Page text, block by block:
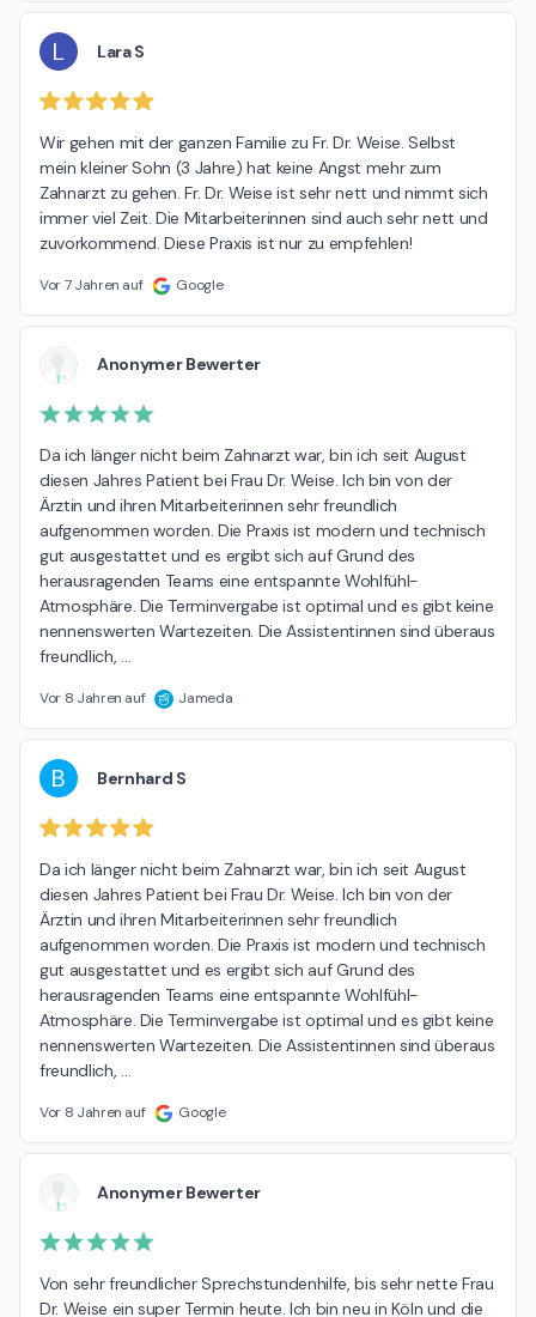
L Lara S
Wir gehen mit der ganzen Familie zu Fr. Dr. Weise. Selbst
mein kleiner Sohn (3 Jahre) hat keine Angst mehr zum
Zahnarzt zu gehen. Fr. Dr. Weise ist sehr nett und nimmt sich
immer viel Zeit. Die Mitarbeiterinnen sind auch sehr nett und
zuvorkommend. Diese Praxis ist nur zu empfehlen!
Vor 7 Jahren auf Google
Anonymer Bewerter
Da ich länger nicht beim Zahnarzt war, bin ich seit August
diesen Jahres Patient bei Frau Dr. Weise. Ich bin von der
Ärztin und ihren Mitarbeiterinnen sehr freundlich
aufgenommen worden. Die Praxis ist modern und technisch
gut ausgestattet und es ergibt sich auf Grund des
herausragenden Teams eine entspannte Wohlfühl-
Atmosphäre. Die Terminvergabe ist optimal und es gibt keine
nennenswerten Wartezeiten. Die Assistentinnen sind überaus
freundlich, …
Vor 8 Jahren auf Jameda
B Bernhard S
Da ich länger nicht beim Zahnarzt war, bin ich seit August
diesen Jahres Patient bei Frau Dr. Weise. Ich bin von der
Ärztin und ihren Mitarbeiterinnen sehr freundlich
aufgenommen worden. Die Praxis ist modern und technisch
gut ausgestattet und es ergibt sich auf Grund des
herausragenden Teams eine entspannte Wohlfühl-
Atmosphäre. Die Terminvergabe ist optimal und es gibt keine
nennenswerten Wartezeiten. Die Assistentinnen sind überaus
freundlich, …
Vor 8 Jahren auf Google
Anonymer Bewerter
Von sehr freundlicher Sprechstundenhilfe, bis sehr nette Frau
Dr. Weise ein super Termin heute. Ich bin neu in Köln und die